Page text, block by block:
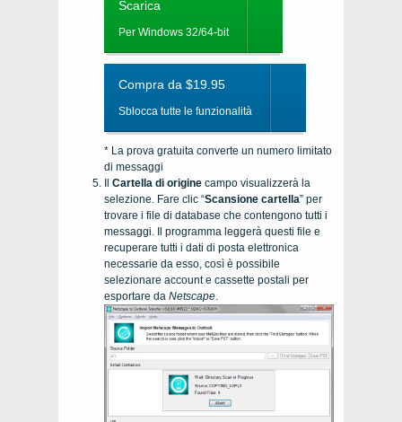
Scarica
Per Windows 32/64-bit
Compra da $19.95
Sblocca tutte le funzionalità
* La prova gratuita converte un numero limitato
di messaggi
Il Cartella di origine campo visualizzerà la
selezione. Fare clic “Scansione cartella” per
trovare i file di database che contengono tutti i
messaggi. Il programma leggerà questi file e
recuperare tutti i dati di posta elettronica
necessarie da esso, così è possibile
selezionare account e cassette postali per
esportare da Netscape.